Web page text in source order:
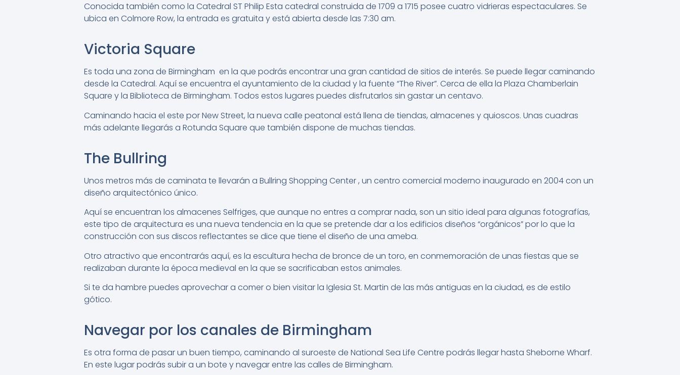
Conocida también como la Catedral ST Philip Esta catedral construida de 1709 a 1715 posee cuatro vidrieras espectaculares. Se
ubica en Colmore Row, la entrada es gratuita y está abierta desde las 7:30 am.
Victoria Square
Es toda una zona de Birmingham en la que podrás encontrar una gran cantidad de sitios de interés. Se puede llegar caminando
desde la Catedral. Aquí se encuentra el ayuntamiento de la ciudad y la fuente “The River”. Cerca de ella la Plaza Chamberlain
Square y la Biblioteca de Birmingham. Todos estos lugares puedes disfrutarlos sin gastar un centavo.
Caminando hacia el este por New Street, la nueva calle peatonal está llena de tiendas, almacenes y quioscos. Unas cuadras
más adelante llegarás a Rotunda Square que también dispone de muchas tiendas.
The Bullring
Unos metros más de caminata te llevarán a Bullring Shopping Center , un centro comercial moderno inaugurado en 2004 con un
diseño arquitectónico único.
Aquí se encuentran los almacenes Selfriges, que aunque no entres a comprar nada, son un sitio ideal para algunas fotografías,
este tipo de arquitectura es una nueva tendencia en la que se pretende dar a los edificios diseños “orgánicos” por lo que la
construcción con sus discos reflectantes se dice que tiene el diseño de una ameba.
Otro atractivo que encontrarás aquí, es la escultura hecha de bronce de un toro, en conmemoración de unas fiestas que se
realizaban durante la época medieval en la que se sacrificaban estos animales.
Si te da hambre puedes aprovechar a comer o bien visitar la Iglesia St. Martin de las más antiguas en la ciudad, es de estilo
gótico.
Navegar por los canales de Birmingham
Es otra forma de pasar un buen tiempo, caminando al suroeste de National Sea Life Centre podrás llegar hasta Sheborne Wharf.
En este lugar podrás subir a un bote y navegar entre las calles de Birmingham.